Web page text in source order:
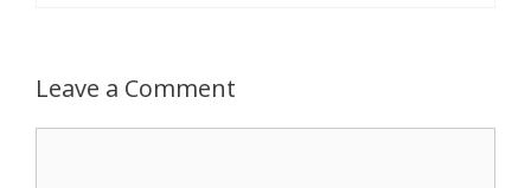
Leave a Comment